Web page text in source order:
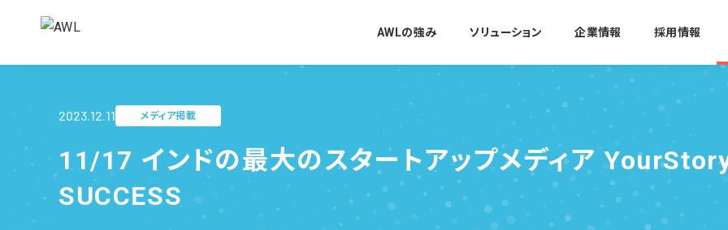
AWLの強み ソリューション 企業情報 採用情報
2023.12.11 メディア掲載
11/17 インドの最大のスタートアップメディア
SUCCESS